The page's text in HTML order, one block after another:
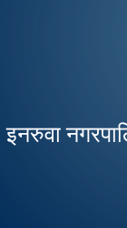
इनरुवा